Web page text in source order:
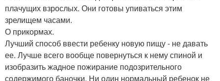
плачущих взрослых. Они готовы упиваться этим
зрелищем часами.
О прикормах.
Лучший способ ввести ребенку новую пищу - не давать
ее. Лучше всего вообще повернуться к нему спиной и
изобразить жадное пожирание подозрительного
содержимого баночки. Ни один нормальный ребенок не